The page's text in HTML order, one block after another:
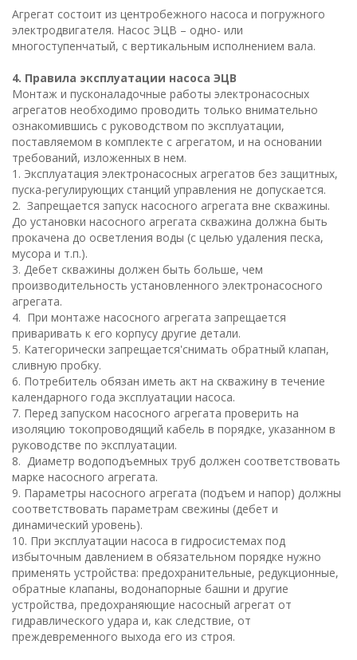
Агрегат состоит из центробежного насоса и погружного
электродвигателя. Насос ЭЦВ – одно- или
многоступенчатый, с вертикальным исполнением вала.
4. Правила эксплуатации насоса ЭЦВ
Монтаж и пусконаладочные работы электронасосных
агрегатов необходимо проводить только внимательно
ознакомившись с руководством по эксплуатации,
поставляемом в комплекте с агрегатом, и на основании
требований, изложенных в нем.
1. Эксплуатация электронасосных агрегатов без защитных,
пуска-регулирующих станций управления не допускается.
2. Запрещается запуск насосного агрегата вне скважины.
До установки насосного агрегата скважина должна быть
прокачена до осветления воды (с целью удаления песка,
мусора и т.п.).
3. Дебет скважины должен быть больше, чем
производительность установленного электронасосного
агрегата.
4. При монтаже насосного агрегата запрещается
приваривать к его корпусу другие детали.
5. Категорически запрещается'снимать обратный клапан,
сливную пробку.
6. Потребитель обязан иметь акт на скважину в течение
календарного года эксплуатации насоса.
7. Перед запуском насосного агрегата проверить на
изоляцию токопроводящий кабель в порядке, указанном в
руководстве по эксплуатации.
8. Диаметр водоподъемных труб должен соответствовать
марке насосного агрегата.
9. Параметры насосного агрегата (подъем и напор) должны
соответствовать параметрам свежины (дебет и
динамический уровень).
10. При эксплуатации насоса в гидросистемах под
избыточным давлением в обязательном порядке нужно
применять устройства: предохранительные, редукционные,
обратные клапаны, водонапорные башни и другие
устройства, предохраняющие насосный агрегат от
гидравлического удара и, как следствие, от
преждевременного выхода его из строя.